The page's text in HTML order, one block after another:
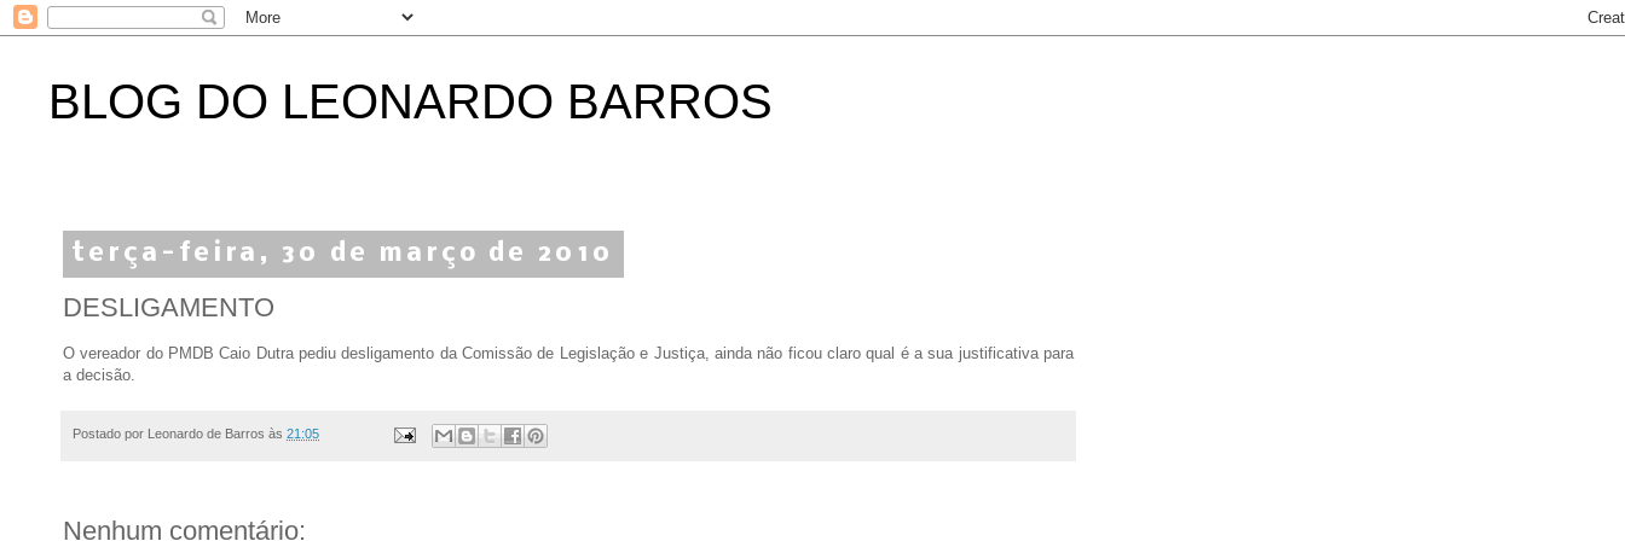
BLOG DO LEONARDO BARROS
terça-feira, 30 de março de 2010
DESLIGAMENTO
O vereador do PMDB Caio Dutra pediu desligamento da Comissão de Legislação e Justiça, ainda não ficou claro qual é a sua justificativa para
a decisão.
Postado por Leonardo de Barros às 21:05
Nenhum comentário: